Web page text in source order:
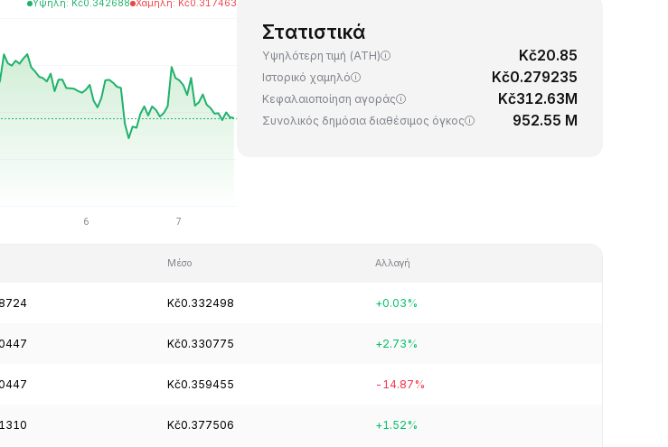
Υψηλή: Kč0.342688 Χαμηλή: Kč0.317463
Στατιστικά
Υψηλότερη τιμή (ATH) Kč20.85
Ιστορικό χαμηλό Kč0.279235
Κεφαλαιοποίηση αγοράς Kč312.63M
Συνολικός δημόσια διαθέσιμος όγκος 952.55 M
Μέσο Αλλαγή
Kč0.332498 +0.03%
Kč0.330775 +2.73%
Kč0.359455 -14.87%
Kč0.377506 +1.52%